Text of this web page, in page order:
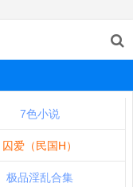
7色小说
囚爱（民国H）
极品淫乱合集